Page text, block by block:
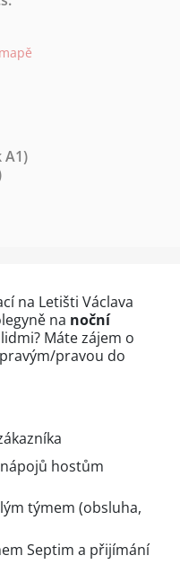
A1)
na Letišti Václava
na noční
Máte zájem o
pravou do
hostům
týmem (obsluha,
Septim a přijímání